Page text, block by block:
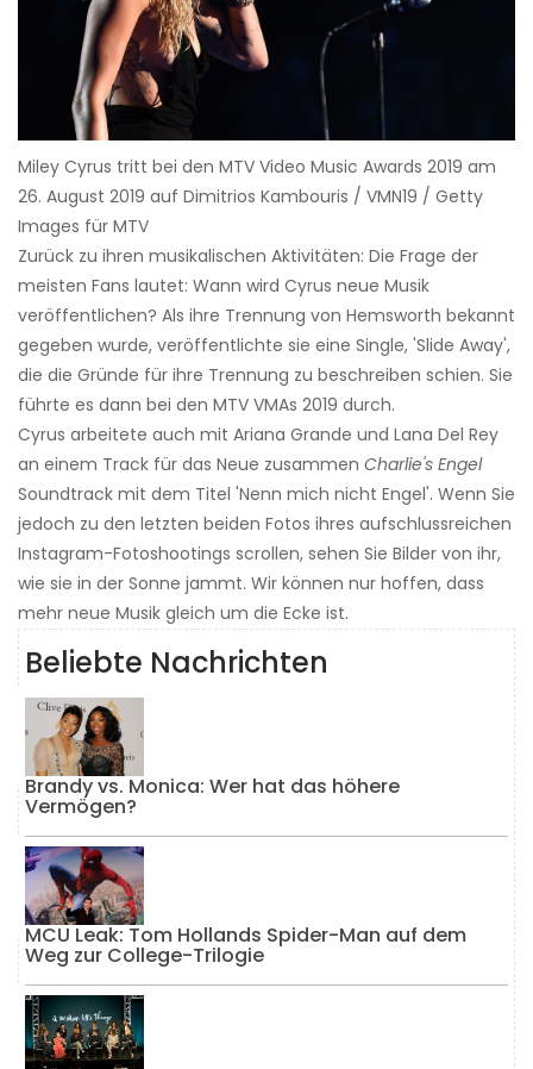
Miley Cyrus tritt bei den MTV Video Music Awards 2019 am
26. August 2019 auf Dimitrios Kambouris / VMN19 / Getty
Images für MTV
Zurück zu ihren musikalischen Aktivitäten: Die Frage der
meisten Fans lautet: Wann wird Cyrus neue Musik
veröffentlichen? Als ihre Trennung von Hemsworth bekannt
gegeben wurde, veröffentlichte sie eine Single, 'Slide Away',
die die Gründe für ihre Trennung zu beschreiben schien. Sie
führte es dann bei den MTV VMAs 2019 durch.
Cyrus arbeitete auch mit Ariana Grande und Lana Del Rey
an einem Track für das Neue zusammen Charlie's Engel
Soundtrack mit dem Titel 'Nenn mich nicht Engel'. Wenn Sie
jedoch zu den letzten beiden Fotos ihres aufschlussreichen
Instagram-Fotoshootings scrollen, sehen Sie Bilder von ihr,
wie sie in der Sonne jammt. Wir können nur hoffen, dass
mehr neue Musik gleich um die Ecke ist.
Beliebte Nachrichten
Brandy vs. Monica: Wer hat das höhere
Vermögen?
MCU Leak: Tom Hollands Spider-Man auf dem
Weg zur College-Trilogie